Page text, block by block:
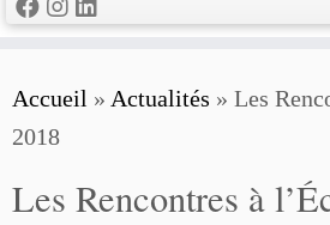
Accueil » Actualités » Les
2018
Les Rencontres à